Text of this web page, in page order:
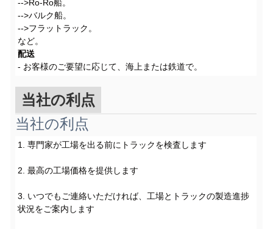
-->Ro-Ro船。
-->バルク船。
-->フラットラック。
など。
配送
- お客様のご要望に応じて、海上または鉄道で。
当社の利点
当社の利点
1. 専門家が工場を出る前にトラックを検査します
2. 最高の工場価格を提供します
3. いつでもご連絡いただければ、工場とトラックの製造進捗
状況をご案内します